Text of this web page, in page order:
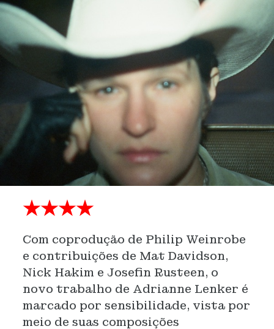
★★★★
Com coprodução de Philip Weinrobe
e contribuições de Mat Davidson,
Nick Hakim e Josefin Rusteen, o
novo trabalho de Adrianne Lenker é
marcado por sensibilidade, vista por
meio de suas composições